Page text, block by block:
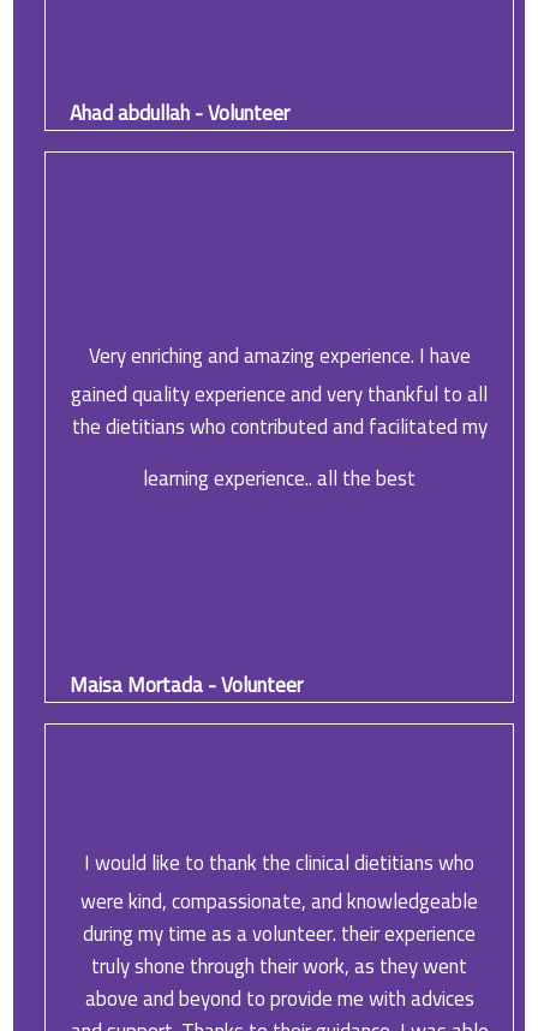
Ahad abdullah - Volunteer
Very enriching and amazing experience. I have
gained quality experience and very thankful to all
the dietitians who contributed and facilitated my
learning experience.. all the best
Maisa Mortada - Volunteer
I would like to thank the clinical dietitians who
were kind, compassionate, and knowledgeable
during my time as a volunteer. their experience
truly shone through their work, as they went
above and beyond to provide me with advices